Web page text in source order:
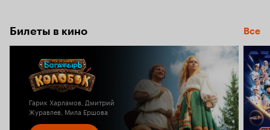
Билеты в кино Все
Гарик Харламов, Дмитрий
Журавлев, Мила Ершова